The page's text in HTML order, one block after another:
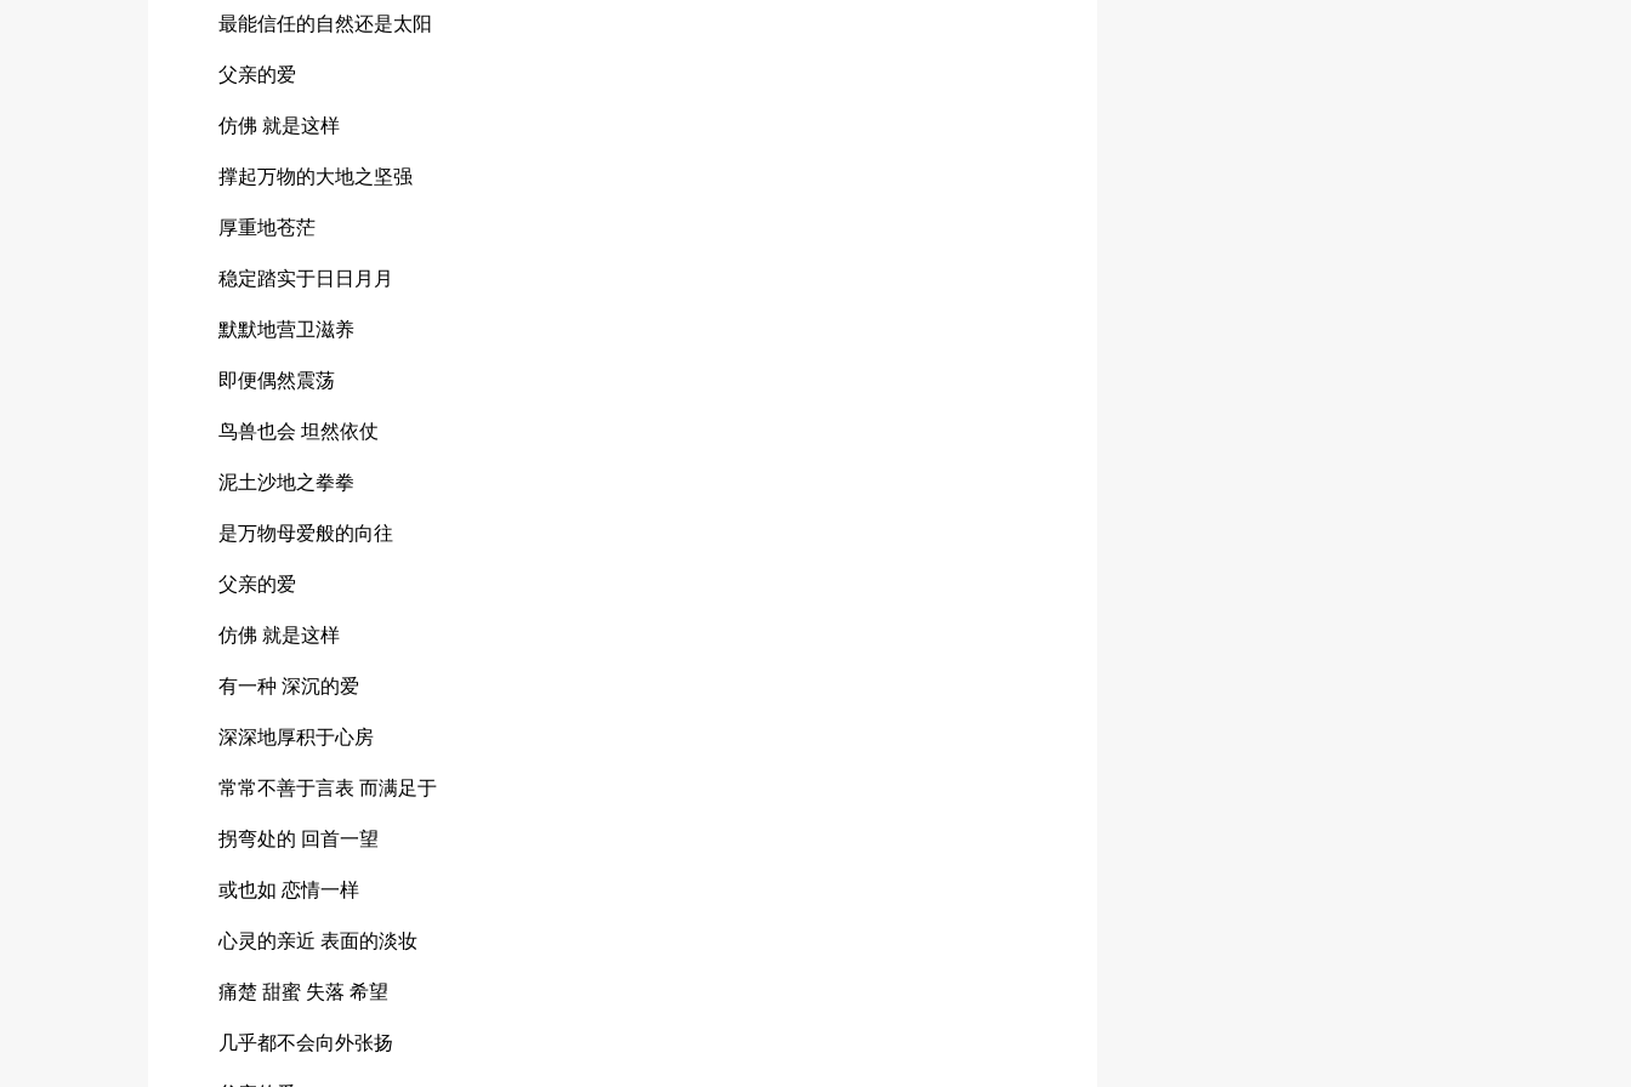
最能信任的自然还是太阳
父亲的爱
仿佛 就是这样
撑起万物的大地之坚强
厚重地苍茫
稳定踏实于日日月月
默默地营卫滋养
即便偶然震荡
鸟兽也会 坦然依仗
泥土沙地之拳拳
是万物母爱般的向往
父亲的爱
仿佛 就是这样
有一种 深沉的爱
深深地厚积于心房
常常不善于言表 而满足于
拐弯处的 回首一望
或也如 恋情一样
心灵的亲近 表面的淡妆
痛楚 甜蜜 失落 希望
几乎都不会向外张扬